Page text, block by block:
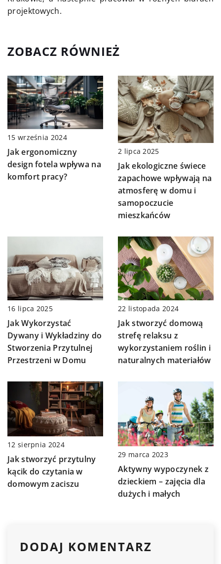
projektowych.
ZOBACZ RÓWNIEŻ
15 września 2024
Jak ergonomiczny
design fotela wpływa na
komfort pracy?
2 lipca 2025
Jak ekologiczne świece
zapachowe wpływają na
atmosferę w domu i
samopoczucie
mieszkańców
16 lipca 2025
Jak Wykorzystać
Dywany i Wykładziny do
Stworzenia Przytulnej
Przestrzeni w Domu
22 listopada 2024
Jak stworzyć domową
strefę relaksu z
wykorzystaniem roślin i
naturalnych materiałów
12 sierpnia 2024
Jak stworzyć przytulny
kącik do czytania w
domowym zaciszu
29 marca 2023
Aktywny wypoczynek z
dzieckiem – zajęcia dla
dużych i małych
DODAJ KOMENTARZ